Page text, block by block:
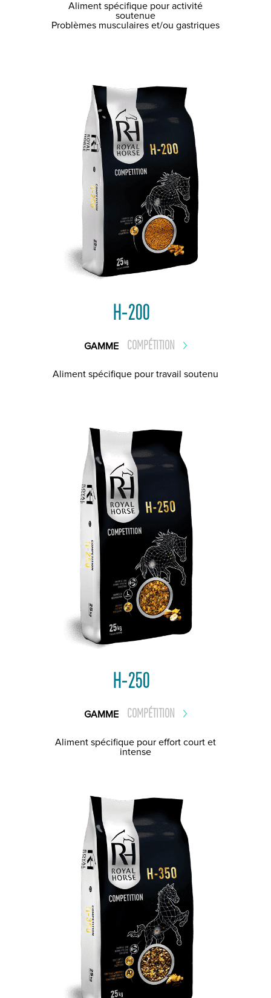
Aliment spécifique pour activité
soutenue
Problèmes musculaires et/ou gastriques
H-200
GAMME COMPÉTITION
Aliment spécifique pour travail soutenu
H-250
GAMME COMPÉTITION
Aliment spécifique pour effort court et
intense